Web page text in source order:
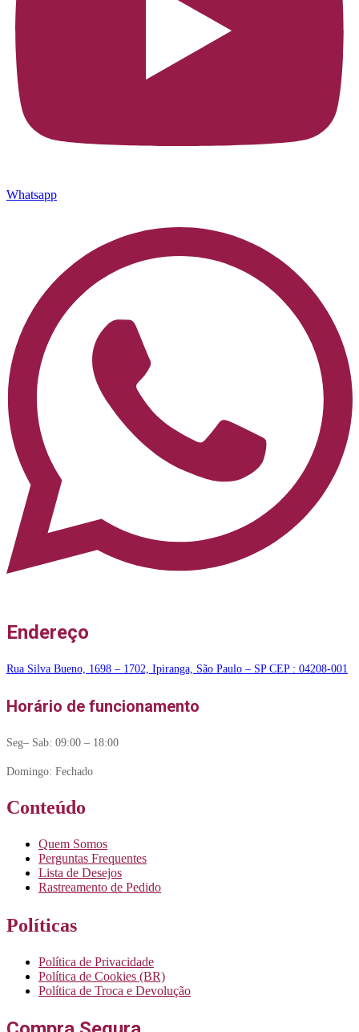
Whatsapp
Endereço
Rua Silva Bueno, 1698 – 1702, Ipiranga, São Paulo – SP CEP : 04208-001
Horário de funcionamento
Seg– Sab: 09:00 – 18:00
Domingo: Fechado
Conteúdo
Quem Somos
Perguntas Frequentes
Lista de Desejos
Rastreamento de Pedido
Políticas
Política de Privacidade
Política de Cookies (BR)
Política de Troca e Devolução